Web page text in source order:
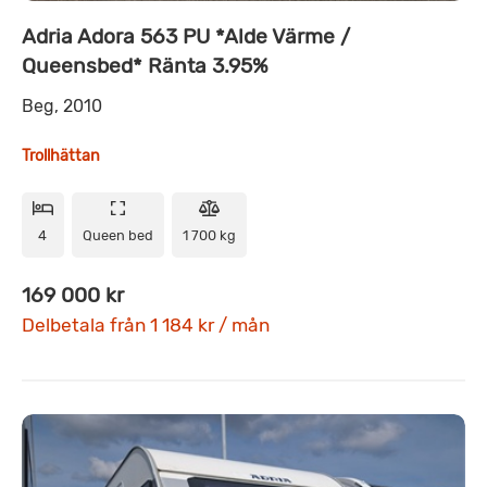
Adria Adora 563 PU *Alde Värme /
Queensbed* Ränta 3.95%
Beg, 2010
Trollhättan
4 Queen bed 1 700 kg
169 000 kr
Delbetala från 1 184 kr / mån